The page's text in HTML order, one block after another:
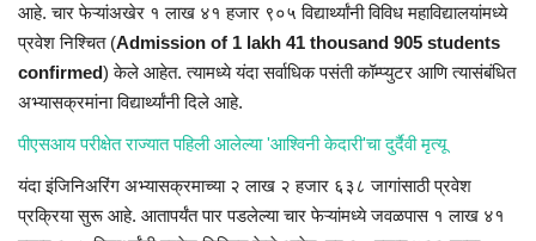
आहे. चारफेऱ्यांअखेर १ लाख ४१ हजार ९०५ विद्यार्थ्यांनी विविध महाविद्यालयांमध्ये
प्रवेश निश्चित (Admission of 1 lakh 41 thousand 905 students
confirmed) केले आहेत. त्यामध्ये यंदा सर्वाधिक पसंतीकॉम्प्युटर आणित्यासंबंधित
अभ्यासक्रमांनाविद्यार्थ्यांनी दिले आहे.
पीएसआय परीक्षेत राज्यात पहिली आलेल्या 'आश्विनी केदारी'चा दुर्दैवी मृत्यू
यंदाइंजिनिअरिंग अभ्यासक्रमाच्या २ लाख २ हजार ६३८ जागांसाठी प्रवेश
प्रक्रिया सुरू आहे. आतापर्यंतपार पडलेल्या चारफेऱ्यांमध्येजवळपास १ लाख ४१